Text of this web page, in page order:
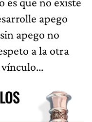
apego
apego no
a la otra